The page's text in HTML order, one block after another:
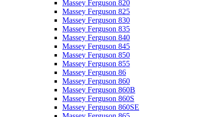
Massey Ferguson 820
Massey Ferguson 825
Massey Ferguson 830
Massey Ferguson 835
Massey Ferguson 840
Massey Ferguson 845
Massey Ferguson 850
Massey Ferguson 855
Massey Ferguson 86
Massey Ferguson 860
Massey Ferguson 860B
Massey Ferguson 860S
Massey Ferguson 860SE